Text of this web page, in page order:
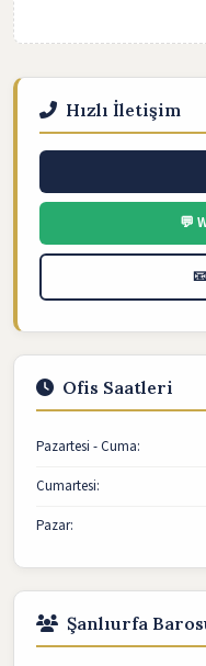
Hızlı İletişim
💬
Ofis Saatleri
Pazartesi - Cuma:
Cumartesi:
Pazar:
Şanlıurfa